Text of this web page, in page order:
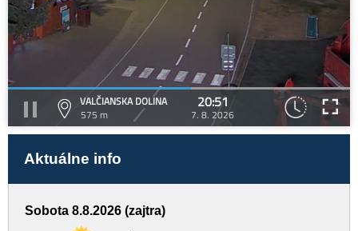
VALČIANSKA DOLINA
575 m
20:51
7. 8. 2026
Aktuálne info
Sobota 8.8.2026 (zajtra)